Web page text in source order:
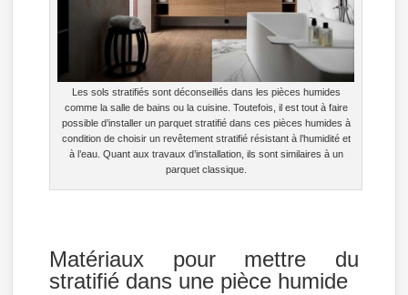
Les sols stratifiés sont déconseillés dans les pièces humides
comme la salle de bains ou la cuisine. Toutefois, il est tout à faire
possible d’installer un parquet stratifié dans ces pièces humides à
condition de choisir un revêtement stratifié résistant à l’humidité et
à l’eau. Quant aux travaux d’installation, ils sont similaires à un
parquet classique.
Matériaux pour mettre du
stratifié dans une pièce humide